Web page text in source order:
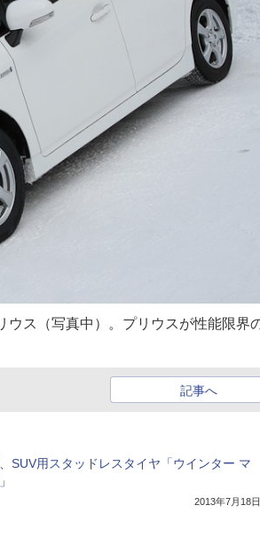
ウス（写真中）。プリウスが性能限界
記事へ
SUV用スタッドレスタイヤ「ウインター マ
2013年7月18日